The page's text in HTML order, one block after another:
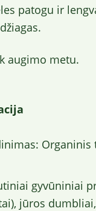
patogu ir
augimo metu.
Organinis
gyvūniniai
jūros